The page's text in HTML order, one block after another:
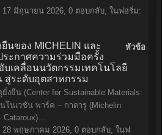
17 มิถุนายน 2026, 0 ตอบกลับ, ในฟอรั่ม:
หัวข้อ
นของ MICHELIN และ
ระกาศความร่วมมือครั้ง
บเคลื่อนนวัตกรรมเทคโนโลยี
สู่ระดับอุตสาหกรรม
งยืน (Center for Sustainable Materials:
นเวชัน พาร์ค – กาตารู (Michelin
Cataroux)...
28 พฤษภาคม 2026, 0 ตอบกลับ, ในฟ